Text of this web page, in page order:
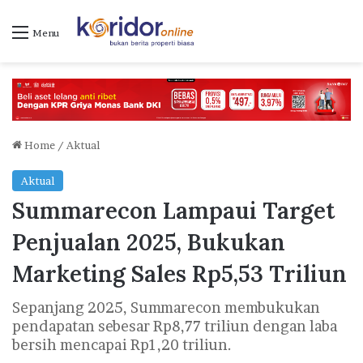
Menu
Home / Aktual
Aktual
Summarecon Lampaui Target
Penjualan 2025, Bukukan
Marketing Sales Rp5,53 Triliun
Sepanjang 2025, Summarecon membukukan
pendapatan sebesar Rp8,77 triliun dengan laba
bersih mencapai Rp1,20 triliun.